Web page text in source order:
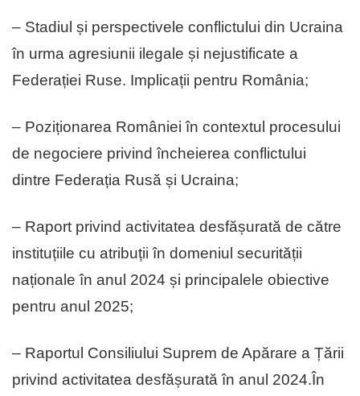
– Stadiul și perspectivele conflictului din Ucraina
în urma agresiunii ilegale și nejustificate a
Federației Ruse. Implicații pentru România;
– Poziționarea României în contextul procesului
de negociere privind încheierea conflictului
dintre Federația Rusă și Ucraina;
– Raport privind activitatea desfășurată de către
instituțiile cu atribuții în domeniul securității
naționale în anul 2024 și principalele obiective
pentru anul 2025;
– Raportul Consiliului Suprem de Apărare a Țării
privind activitatea desfășurată în anul 2024.În